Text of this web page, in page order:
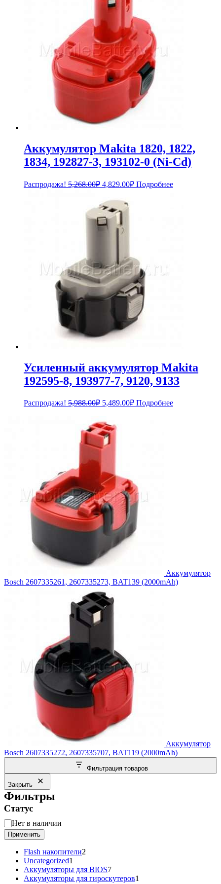
Аккумулятор Makita 1820, 1822,
1834, 192827-3, 193102-0 (Ni-Cd)
Распродажа! 5,268.00₽ Первоначальная
составляла
5,268.00₽.
4,829.00₽Текущая
цена:
Подробнее
Усиленный аккумулятор Makita
192595-8, 193977-7, 9120, 9133
Распродажа! 5,988.00₽ Первоначальная
5,988.00₽.
5,489.00₽Текущая
Подробнее
Аккумулятор
Bosch 2607335261, 2607335273, BAT139 (2000mAh)
Аккумулятор
Bosch 2607335272, 2607335707, BAT119 (2000mAh)
Фильтрация товаров
Закрыть
Фильтры
Статус
Статус
Нет в наличии
Применить
Flash накопители2
Uncategorized1
товар
Аккумуляторы для BIOS77
товаров
Аккумуляторы для гироскутеров1